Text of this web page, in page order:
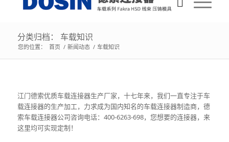
分类归档： 车载知识
您的位置： 首页 / 新闻动态 / 车载知识
江门德索优质车载连接器生产厂家，十七年来，我们一直专注于车
载连接器的生产加工，力求成为国内知名的车载连接器制造商，德
索车载连接器公司咨询电话：400-6263-698，您想要的连接器，来
这里均可实现定制！